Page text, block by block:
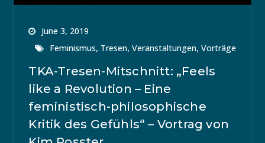
June 3, 2019
Feminismus, Tresen,Veranstaltungen,Vorträge
TKA-Tresen-Mitschnitt: „Feels
like a Revolution – Eine
feministisch-philosophische
Kritik des Gefühls“ – Vortrag von